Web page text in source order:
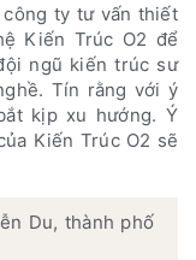
ty tư vấn thiết
Kiến Trúc O2 để
ngũ kiến trúc sư
Tín rằng với ý
kịp xu hướng. Ý
Kiến Trúc O2 sẽ
Du, thành phố